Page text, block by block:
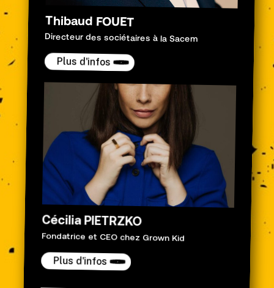
Thibaud FOUET
Directeur des sociétaires à la Sacem
Plus d'infos
Cécilia PIETRZKO
Fondatrice et CEO chez Grown Kid
Plus d'infos